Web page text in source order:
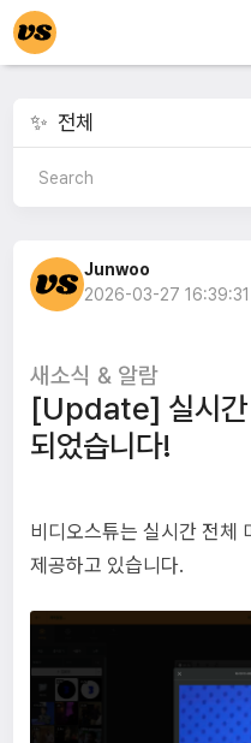
Junwoo
2026-03-27 16:39:31
새소식 & 알람
[Update] 실시간
되었습니다!
비디오스튜는 실시간 전체
제공하고 있습니다.